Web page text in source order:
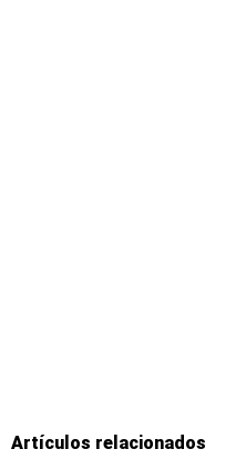
Artículos relacionados